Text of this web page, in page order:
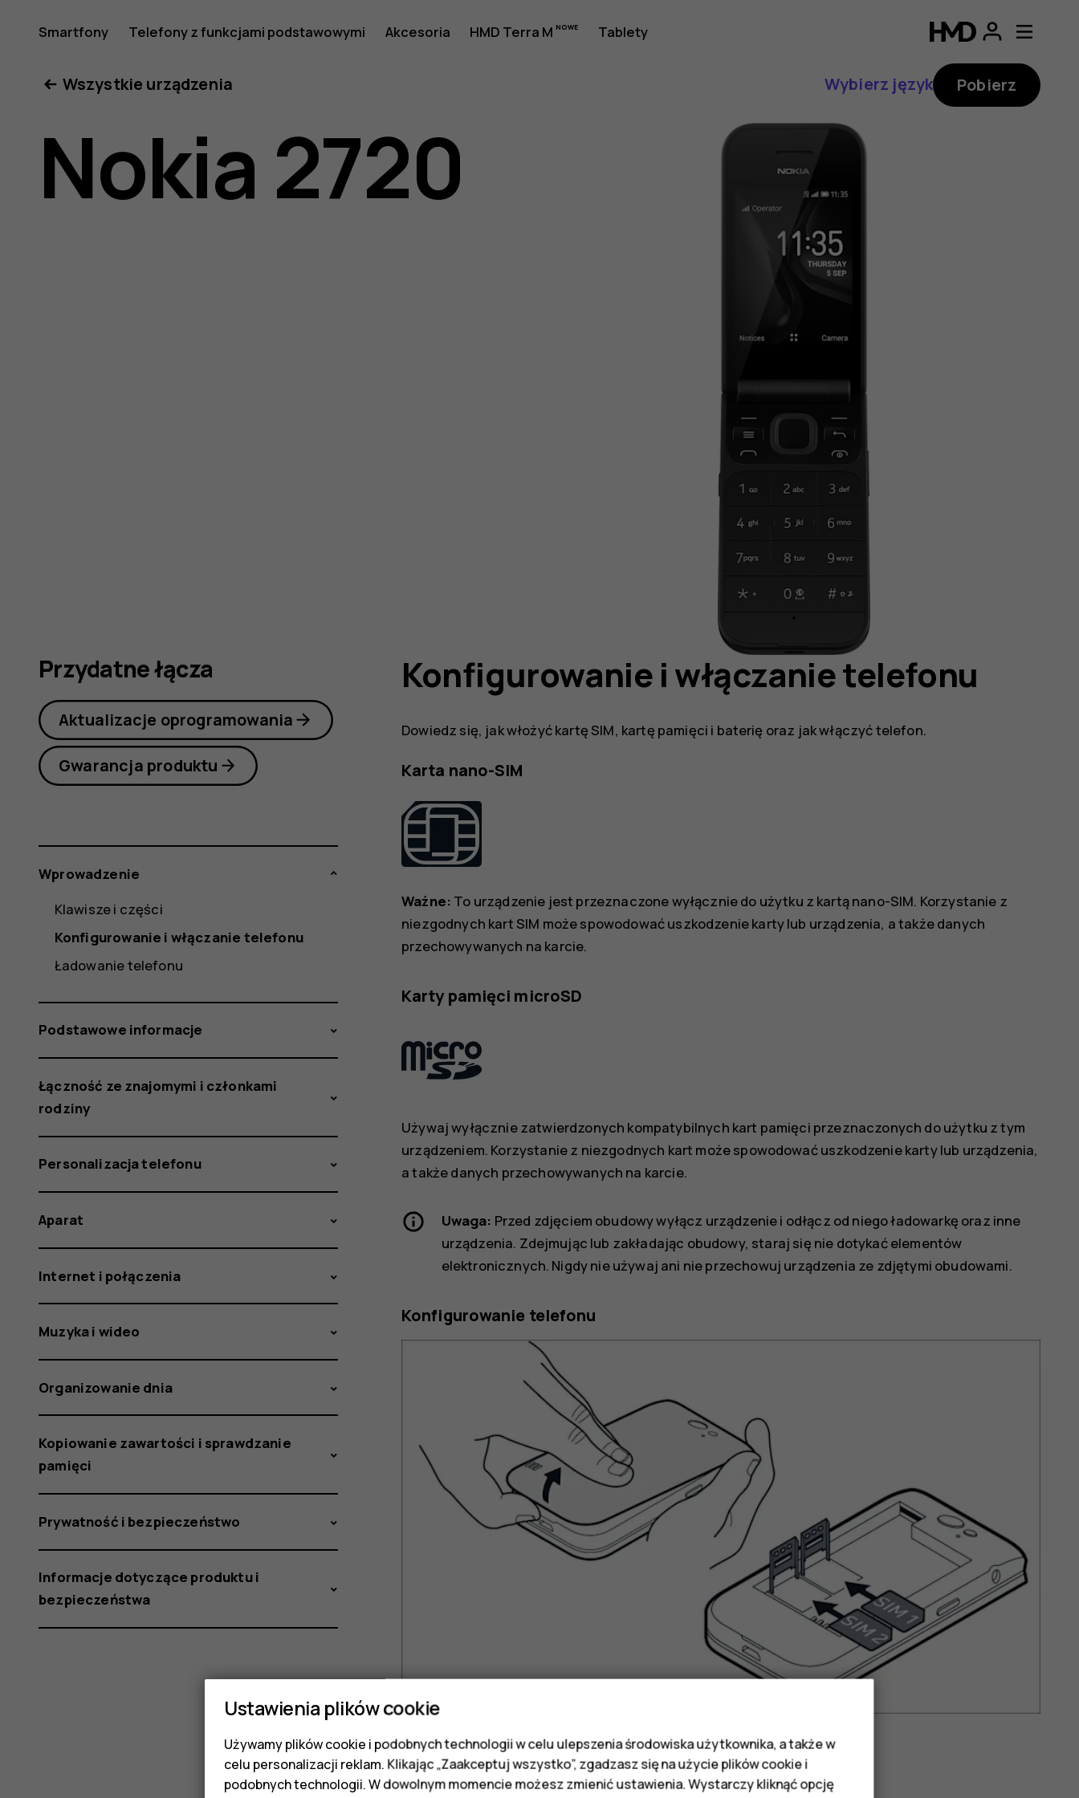
Nokia
2720
—
Smartfony Telefony z funkcjami podstawowymi Akcesoria HMD Terra M Tablety
Wszystkie urządzenia
Wybierz język Pobierz
Nokia 2720
Konfigurowanie i włączanie telefonu
Dowiedz się, jak włożyć kartę SIM, kartę pamięci i baterię oraz jak włączyć telefon.
Karta nano-SIM
Ważne: To urządzenie jest przeznaczone wyłącznie do użytku z kartą nano-SIM. Korzystanie z
niezgodnych kart SIM może spowodować uszkodzenie karty lub urządzenia, a także danych
przechowywanych na karcie.
Karty pamięci microSD
Używaj wyłącznie zatwierdzonych kompatybilnych kart pamięci przeznaczonych do użytku z tym
urządzeniem. Korzystanie z niezgodnych kart może spowodować uszkodzenie karty lub urządzenia,
a także danych przechowywanych na karcie.
Uwaga: Przed zdjęciem obudowy wyłącz urządzenie i odłącz od niego ładowarkę oraz inne
urządzenia. Zdejmując lub zakładając obudowy, staraj się nie dotykać elementów
elektronicznych. Nigdy nie używaj ani nie przechowuj urządzenia ze zdjętymi obudowami.
Konfigurowanie telefonu
Zdejmij tylną pokrywę.
Jeśli bateria jest włożona, wyjmij ją.
Przydatne łącza
Aktualizacje oprogramowania
Gwarancja produktu
Wprowadzenie
Klawisze i części
Konfigurowanie i włączanie telefonu
Ładowanie telefonu
Podstawowe informacje
Łączność ze znajomymi i członkami
rodziny
Personalizacja telefonu
Aparat
Internet i połączenia
Muzyka i wideo
Organizowanie dnia
Kopiowanie zawartości i sprawdzanie
pamięci
Prywatność i bezpieczeństwo
Informacje dotyczące produktu i
bezpieczeństwa
Ustawienia plików cookie
Używamy plików cookie i podobnych technologii w celu ulepszenia środowiska użytkownika, a także w
celu personalizacji reklam. Klikając „Zaakceptuj wszystko”, zgadzasz się na użycie plików cookie i
podobnych technologii. W dowolnym momencie możesz zmienić ustawienia. Wystarczy kliknąć opcję